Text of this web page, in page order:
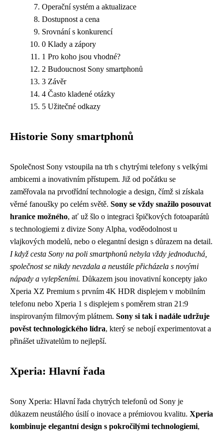
Operační systém a aktualizace
Dostupnost a cena
Srovnání s konkurencí
0 Klady a zápory
1 Pro koho jsou vhodné?
2 Budoucnost Sony smartphonů
3 Závěr
4 Často kladené otázky
5 Užitečné odkazy
Historie Sony smartphonů
Společnost Sony vstoupila na trh s chytrými telefony s velkými
ambicemi a inovativním přístupem. Již od počátku se
zaměřovala na prvotřídní technologie a design, čímž si získala
věrné fanoušky po celém světě. Sony se vždy snažilo posouvat
hranice možného, ať už šlo o integraci špičkových fotoaparátů
s technologiemi z divize Sony Alpha, voděodolnost u
vlajkových modelů, nebo o elegantní design s důrazem na detail.
I když cesta Sony na poli smartphonů nebyla vždy jednoduchá,
společnost se nikdy nevzdala a neustále přicházela s novými
nápady a vylepšeními. Důkazem jsou inovativní koncepty jako
Xperia XZ Premium s prvním 4K HDR displejem v mobilním
telefonu nebo Xperia 1 s displejem s poměrem stran 21:9
inspirovaným filmovým plátnem. Sony si tak i nadále udržuje
pověst technologického lídra, který se nebojí experimentovat a
přinášet uživatelům to nejlepší.
Xperia: Hlavní řada
Sony Xperia: Hlavní řada chytrých telefonů od Sony je
důkazem neustálého úsilí o inovace a prémiovou kvalitu. Xperia
kombinuje elegantní design s pokročilými technologiemi,